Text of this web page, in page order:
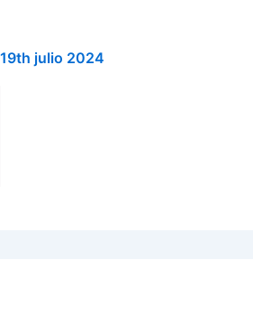
19th julio 2024